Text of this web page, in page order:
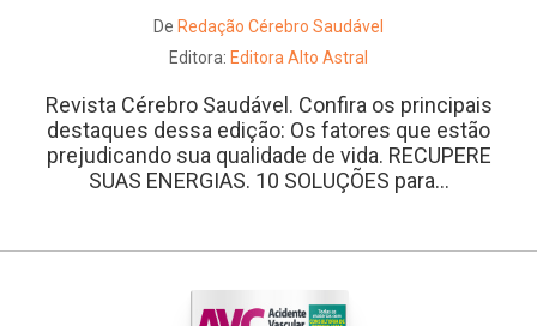
De Redação Cérebro Saudável
Editora: Editora Alto Astral
Revista Cérebro Saudável. Confira os principais
destaques dessa edição: Os fatores que estão
prejudicando sua qualidade de vida. RECUPERE
SUAS ENERGIAS. 10 SOLUÇÕES para...